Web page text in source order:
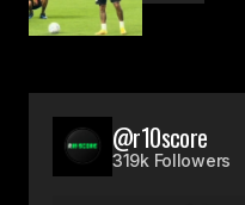
@r10score
319k Followers